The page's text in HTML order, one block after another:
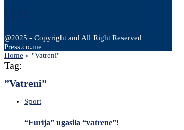
@2025 - Copyright and All Right Reserved
Press.co.me
Home » ''Vatreni''
Tag:
”Vatreni”
Sport
“Furija” ugasila “vatrene”!